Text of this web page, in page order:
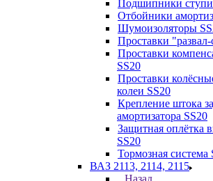
Подшипники
Отбойники
Шумоизоляторы
Проставки
Проставки
SS20
Проставки
колеи SS20
Крепление штока
амортизатора SS20
Защитная оплётка
SS20
Тормозная система
ВАЗ 2113, 2114, 2115
Назад